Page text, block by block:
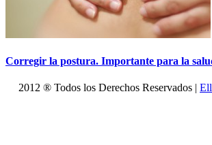
Corregir la postura. Importante para la
2012 ® Todos los Derechos Reservados |